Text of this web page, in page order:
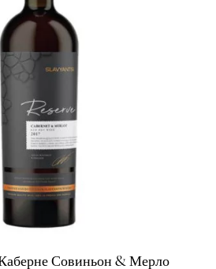
Совиньон & Мерло